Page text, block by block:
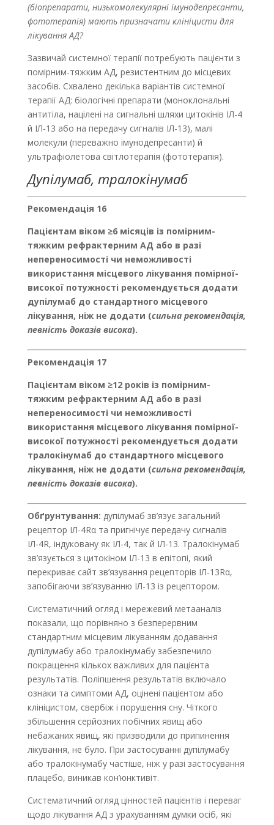
(біопрепарати, низькомолекулярні імуно­депресанти,
фототерапія) мають призначати клініцисти для
лікування АД?
Зазвичай системної терапії потребують пацієнти з
помірним-тяжким АД, резистентним до місцевих
засобів. Схвалено декілька варіантів системної
терапії AД: біологічні препарати (моноклональні
антитіла, націлені на сигнальні шляхи цитокінів ІЛ-4
й ІЛ-13 або на передачу сигналів ІЛ-13), малі
молекули (переважно імунодепресанти) й
ультрафіолетова світлотерапія (фототерапія).
Дупілумаб, тралокінумаб
Рекомендація 16
Пацієнтам віком ≥6 місяців із помірним-
тяжким рефрактерним АД або в разі
непереносимості чи неможливості
використання місцевого лікування помірної-
високої потужності рекомендується додати
дупілумаб до стандартного місцевого
лікування, ніж не додати (сильна рекомендація,
певність доказів висока).
Рекомендація 17
Пацієнтам віком ≥12 років із помірним-
тяжким рефрактерним АД або в разі
непереносимості чи неможливості
використання місцевого лікування помірної-
високої потужності рекомендується додати
тралокінумаб до стандартного місцевого
лікування, ніж не додати (сильна рекомендація,
певність доказів висока).
Обґрунтування: дупілумаб зв’язує загальний
рецептор ІЛ-4Rα та пригнічує передачу сигналів
ІЛ-4R, індуковану як ІЛ-4, так й ІЛ-13. Тралокінумаб
зв’язується з цитокіном ІЛ-13 в епітопі, який
перекриває сайт зв’язування рецепторів ІЛ-13Rα,
запобігаючи зв’язуванню ІЛ-13 із рецептором.
Систематичний огляд і мережевий метааналіз
показали, що порівняно з безперервним
стандартним місцевим лікуванням додавання
дупілумабу або тралокінумабу забезпечило
покращення кількох важливих для пацієнта
результатів. Поліпшення результатів включало
ознаки та симптоми AД, оцінені пацієнтом або
клініцистом, свербіж і порушення сну. Чіткого
збільшення серйозних побічних явищ або
небажаних явищ, які призводили до припинення
лікування, не було. При застосуванні дупілумабу
або тралокінумабу частіше, ніж у разі застосування
плацебо, виникав кон’юнктивіт.
Систематичний огляд цінностей пацієнтів і переваг
щодо лікування AД з урахуванням думки осіб, які